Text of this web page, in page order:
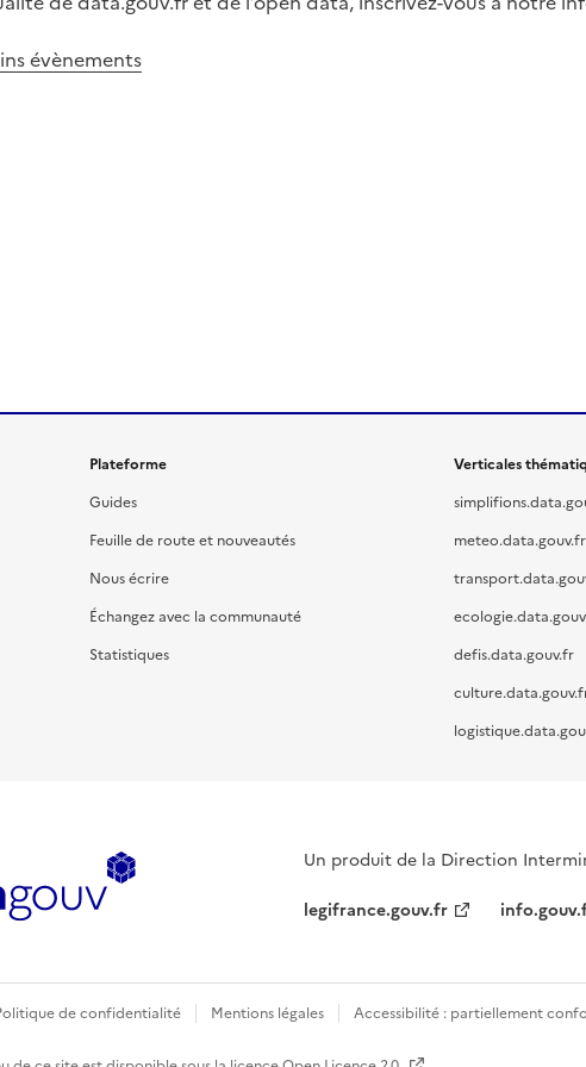
évènements
Plateforme
Guides
Feuille de route et nouveautés
Nous écrire
Échangez avec la communauté
Statistiques
Verticales
meteo.data.gouv.fr
defis.data.gouv.fr
Un produit de la Direction
legifrance.gouv.fr
de confidentialité Mentions légales Accessibilité : partiellement